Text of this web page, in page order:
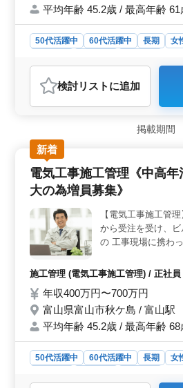
事施工管理技士 ・2
平均年齢 45.2歳 / 最高年齢 61
50代活躍中 60代活躍中 長期 女
おすすめポイント
＜安定した雇用と高い報酬＞ 中
工管理職での募集で、年収400～
れ＞ 経験豊富な方から新たにス
方まで幅広く歓迎しています。
＞ 大企業や官公庁のプロジェクト
て、技術力と知識を磨くチャンス
検討リスト に追加
掲載期間
新着
電気工事施工管理《中高
大の為増員募集》
【電気工事施工管
から受注を受け、
の 工事現場に携わ
図の作成 ・工事の
者、是非ご応募くだ
歓迎です。 【有資
事施工管理技士 ・2
施工管理 (電気工事施工管理) / 正社
年収400万円〜700万円
富山県富山市秋ケ島 / 富山駅
平均年齢 45.2歳 / 最高年齢 68
50代活躍中 60代活躍中 長期 女